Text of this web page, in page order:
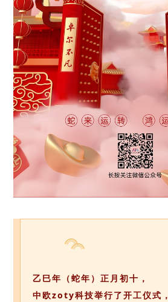
乙巳年（蛇年）正月初十，
中欧zoty科技举行了开工仪式，